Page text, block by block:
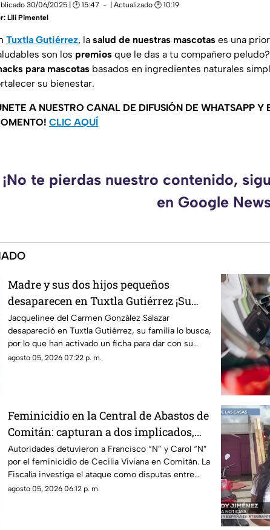
30/06/2025 | 🕑 15:47
| Actualizado 🕑 10:19
Lili Pimentel
Tuxtla Gutiérrez, la salud de nuestras mascotas es una
son los premios que le das a tu compañero
para mascotas basados en ingredientes naturales
su bienestar.
A NUESTRO CANAL DE DIFUSIÓN DE WHATSAPP
CLIC AQUÍ
¡No te pierdas nuestro contenido,
en Google
Madre y sus dos hijos pequeños
desaparecen en Tuxtla Gutiérrez ¡Su
esposo levantó una ficha de busqueda!
Jacquelinee del Carmen González Salazar
desapareció en Tuxtla Gutiérrez, su familia lo busca,
por lo que han activado un ficha para dar con su
paradero.
agosto 05, 2026 07:22 p. m.
Feminicidio en la Central de Abastos de
Comitán: capturan a dos implicados,
una detención ocurrió en Jalisco
Autoridades detuvieron a Francisco “N” y Carol “N”
por el feminicidio de Cecilia Viviana en Comitán. La
Fiscalía investiga el ataque como disputas entre
locatarios.
agosto 05, 2026 06:12 p. m.